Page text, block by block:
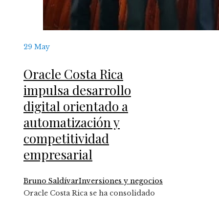
29 May
Oracle Costa Rica
impulsa desarrollo
digital orientado a
automatización y
competitividad
empresarial
Bruno SaldívarInversiones y negocios
Oracle Costa Rica se ha consolidado